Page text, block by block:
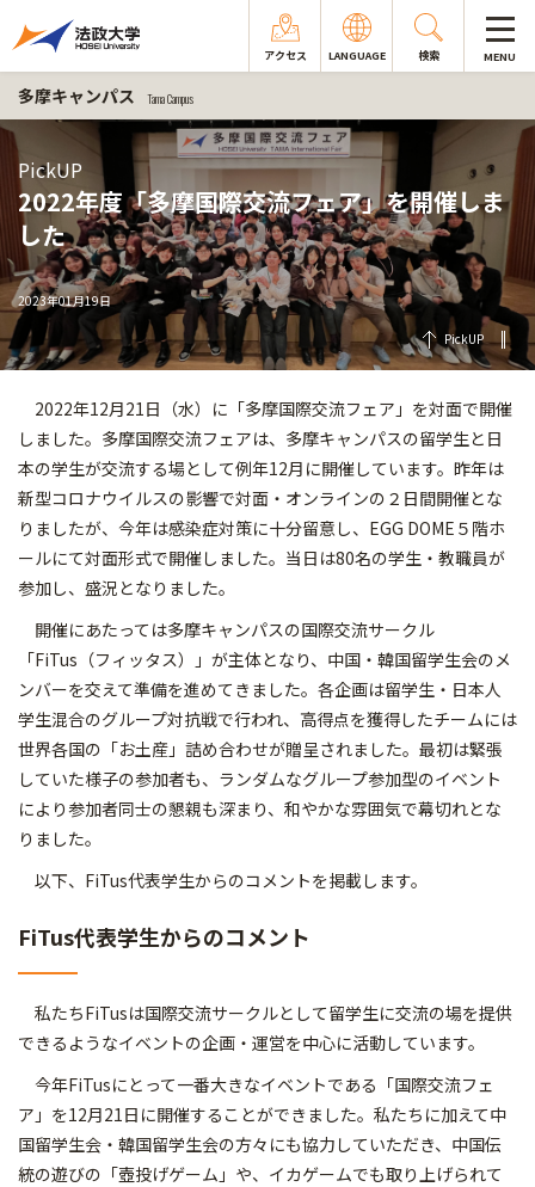
アクセス LANGUAGE 検索 MENU
多摩キャンパス Tama Campus
PickUP
2022年度「多摩国際交流フェア」を開催しま
した
2023年01月19日
PickUP
2022年12月21日（水）に「多摩国際交流フェア」を対面で開催
しました。多摩国際交流フェアは、多摩キャンパスの留学生と日
本の学生が交流する場として例年12月に開催しています。昨年は
新型コロナウイルスの影響で対面・オンラインの２日間開催とな
りましたが、今年は感染症対策に十分留意し、EGG DOME５階ホ
ールにて対面形式で開催しました。当日は80名の学生・教職員が
参加し、盛況となりました。
開催にあたっては多摩キャンパスの国際交流サークル
「FiTus（フィッタス）」が主体となり、中国・韓国留学生会のメ
ンバーを交えて準備を進めてきました。各企画は留学生・日本人
学生混合のグループ対抗戦で行われ、高得点を獲得したチームには
世界各国の「お土産」詰め合わせが贈呈されました。最初は緊張
していた様子の参加者も、ランダムなグループ参加型のイベント
により参加者同士の懇親も深まり、和やかな雰囲気で幕切れとな
りました。
以下、FiTus代表学生からのコメントを掲載します。
FiTus代表学生からのコメント
私たちFiTusは国際交流サークルとして留学生に交流の場を提供
できるようなイベントの企画・運営を中心に活動しています。
今年FiTusにとって一番大きなイベントである「国際交流フェ
ア」を12月21日に開催することができました。私たちに加えて中
国留学生会・韓国留学生会の方々にも協力していただき、中国伝
統の遊びの「壺投げゲーム」や、イカゲームでも取り上げられて